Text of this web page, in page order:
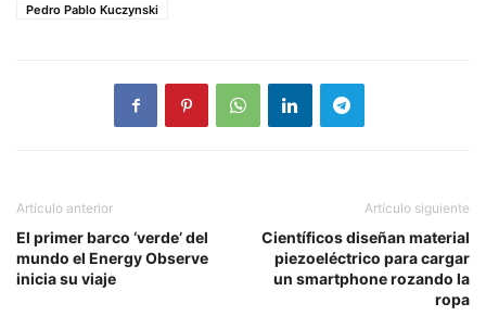
Pedro Pablo Kuczynski
Artículo anterior
El primer barco ‘verde’ del
mundo el Energy Observe
inicia su viaje
Artículo siguiente
Científicos diseñan material
piezoeléctrico para cargar
un smartphone rozando la
ropa